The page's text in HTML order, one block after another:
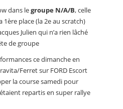
dans legroupe N/A/B, celle
place (la 2e au scratch)
Julien qui n’a rien lâché
de groupe
ce dimanche en
Ferret sur FORD Escort
la course samedi pour
repartis en super rallye